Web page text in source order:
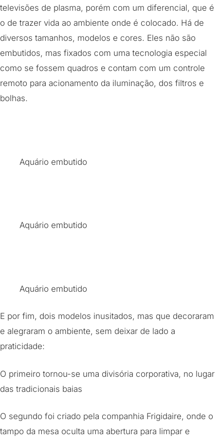
televisões de plasma, porém com um diferencial, que é
o de trazer vida ao ambiente onde é colocado. Há de
diversos tamanhos, modelos e cores. Eles não são
embutidos, mas fixados com uma tecnologia especial
como se fossem quadros e contam com um controle
remoto para acionamento da iluminação, dos filtros e
bolhas.
Aquário embutido
Aquário embutido
Aquário embutido
E por fim, dois modelos inusitados, mas que decoraram
e alegraram o ambiente, sem deixar de lado a
praticidade:
O primeiro tornou-se uma divisória corporativa, no lugar
das tradicionais baias
O segundo foi criado pela companhia Frigidaire, onde o
tampo da mesa oculta uma abertura para limpar e